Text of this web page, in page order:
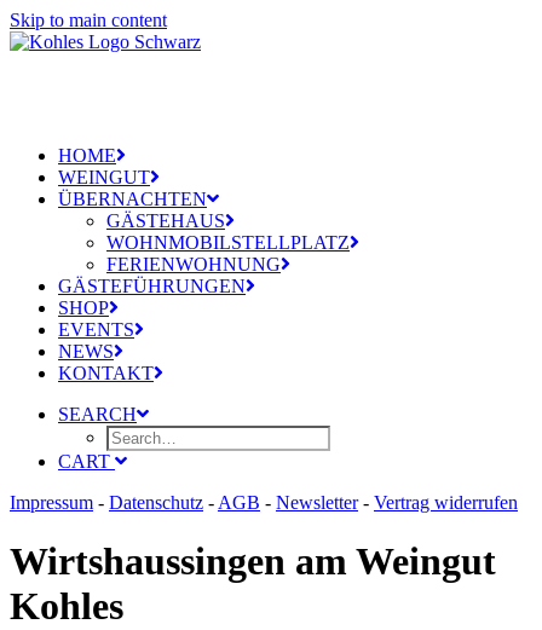
Skip to main content
HOME
WEINGUT
ÜBERNACHTEN
GÄSTEHAUS
WOHNMOBILSTELLPLATZ
FERIENWOHNUNG
GÄSTEFÜHRUNGEN
SHOP
EVENTS
NEWS
KONTAKT
SEARCH
CART
Impressum - Datenschutz - AGB - Newsletter- Vertrag widerrufen
Wirtshaussingen am Weingut
Kohles